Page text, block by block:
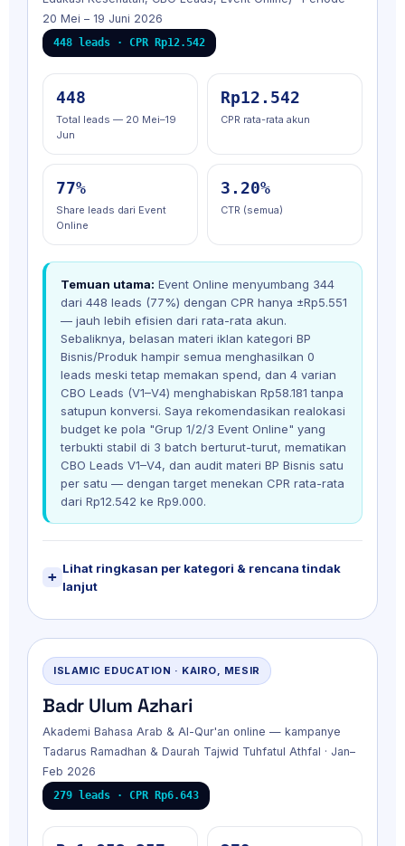
20 Mei – 19 Juni 2026
448 leads · CPR Rp12.542
448
Total leads — 20 Mei–19
Jun
Rp12.542
CPR rata-rata akun
77%
Share leads dari Event
Online
3.20%
CTR (semua)
Temuan utama: Event Online menyumbang 344
dari 448 leads (77%) dengan CPR hanya ±Rp5.551
— jauh lebih efisien dari rata-rata akun.
Sebaliknya, belasan materi iklan kategori BP
Bisnis/Produk hampir semua menghasilkan 0
leads meski tetap memakan spend, dan 4 varian
CBO Leads (V1–V4) menghabiskan Rp58.181 tanpa
satupun konversi. Saya rekomendasikan realokasi
budget ke pola "Grup 1/2/3 Event Online" yang
terbukti stabil di 3 batch berturut-turut, mematikan
CBO Leads V1–V4, dan audit materi BP Bisnis satu
per satu — dengan target menekan CPR rata-rata
dari Rp12.542 ke Rp9.000.
Lihat ringkasan per kategori & rencana tindak
lanjut
ISLAMIC EDUCATION · KAIRO, MESIR
Badr Ulum Azhari
Akademi Bahasa Arab & Al-Qur'an online — kampanye
Tadarus Ramadhan & Daurah Tajwid Tuhfatul Athfal · Jan–
Feb 2026
279 leads · CPR Rp6.643